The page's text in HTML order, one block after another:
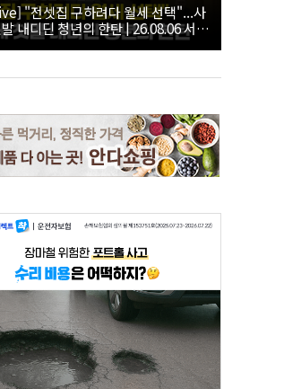
"전셋집 구하려다 월세 선택"...사
내디딘 청년의 한탄 | 26.08.06 서울
대토론회